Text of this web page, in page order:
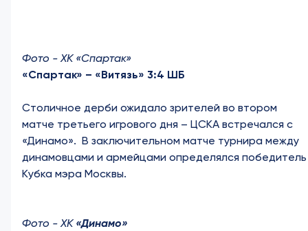
Фото - ХК «Спартак»
«Спартак» – «Витязь» 3:4 ШБ
Столичное дерби ожидало зрителей во втором
матче третьего игрового дня – ЦСКА встречался с
«Динамо». В заключительном матче турнира между
динамовцами и армейцами определялся победитель
Кубка мэра Москвы.
Фото - ХК«Динамо»